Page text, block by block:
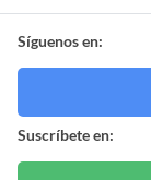
Síguenos en:
Suscríbete en: